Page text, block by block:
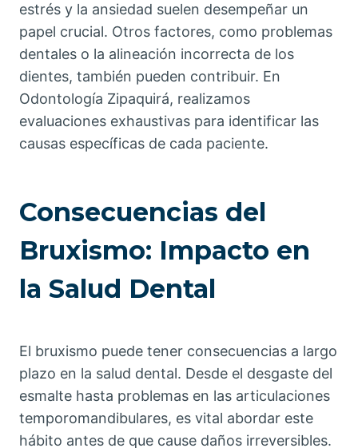
estrés y la ansiedad suelen desempeñar un
papel crucial. Otros factores, como problemas
dentales o la alineación incorrecta de los
dientes, también pueden contribuir. En
Odontología Zipaquirá, realizamos
evaluaciones exhaustivas para identificar las
causas específicas de cada paciente.
Consecuencias del
Bruxismo: Impacto en
la Salud Dental
El bruxismo puede tener consecuencias a largo
plazo en la salud dental. Desde el desgaste del
esmalte hasta problemas en las articulaciones
temporomandibulares, es vital abordar este
hábito antes de que cause daños irreversibles.